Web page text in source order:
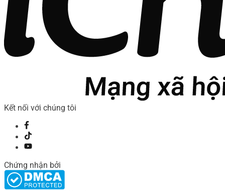
Kết nối với chúng tôi
Chứng nhận bởi